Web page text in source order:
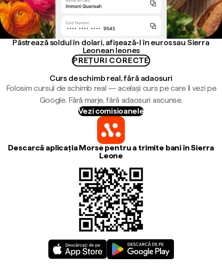
Păstrează soldul în dolari, afișează-l în euros sau Sierra
Leonean leones
PREȚURI CORECTE
Curs de schimb real, fără adaosuri
Folosim cursul de schimb real — același curs pe care îl vezi pe
Google. Fără marje, fără adaosuri ascunse.
Vezi comisioanele
Descarcă aplicația Morse pentru a trimite bani în Sierra
Leone